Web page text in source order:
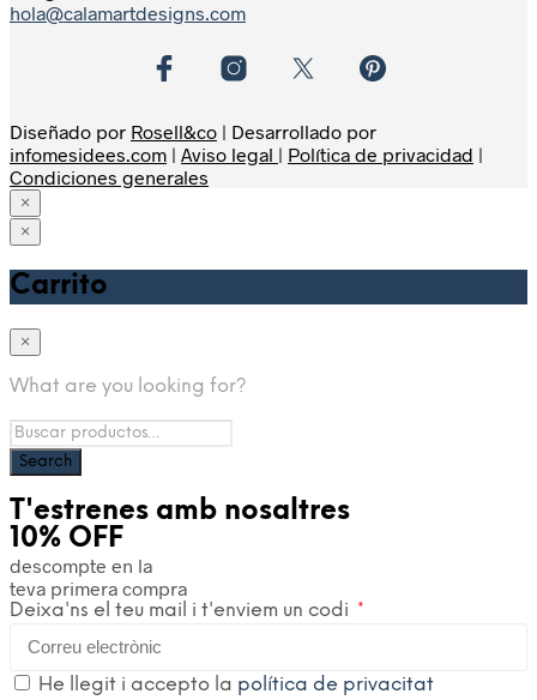
hola@calamartdesigns.com
Diseñado por Rosell&co | Desarrollado por
infomesidees.com | Aviso legal | Política de privacidad |
Condiciones generales
×
×
Home
Shop
Hombre
Mujer
Kids
Tirantes
Accesorios
Outlet
About
Contacto
Carrito
×
What are you looking for?
T'estrenes amb nosaltres
10% OFF
descompte en la
teva primera compra
Deixa'ns el teu mail i t'enviem un codi
He llegit i accepto la política de privacitat